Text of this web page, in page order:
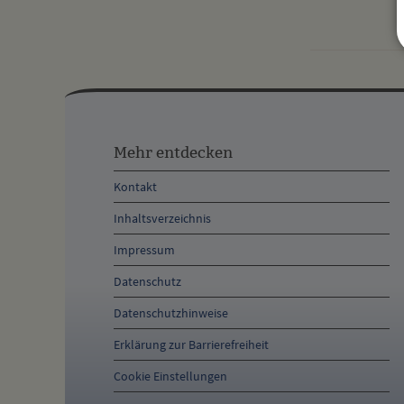
entdecken,
Öffnungszeiten
und
Anschrift
und
Kontakt
Mehr entdecken
Kontakt
Inhaltsverzeichnis
Impressum
Datenschutz
Datenschutzhinweise
Erklärung zur Barrierefreiheit
Cookie Einstellungen